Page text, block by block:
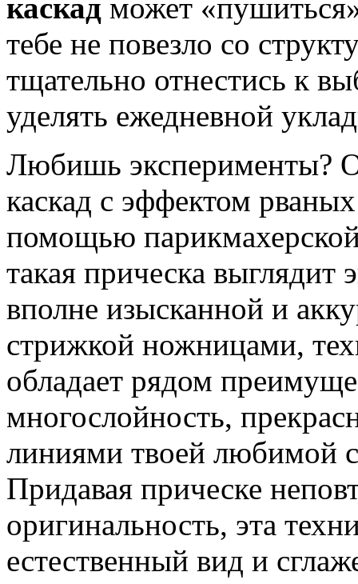
каскад может
тебе не повезло со
тщательно отнестись к
уделять ежедневной
Любишь эксперименты?
каскад с эффектом
помощью
такая прическа
вполне изысканной и
стрижкой ножницами,
обладает рядом
многослойность,
линиями твоей любимой
Придавая прическе
оригинальность, эта
естественный вид и